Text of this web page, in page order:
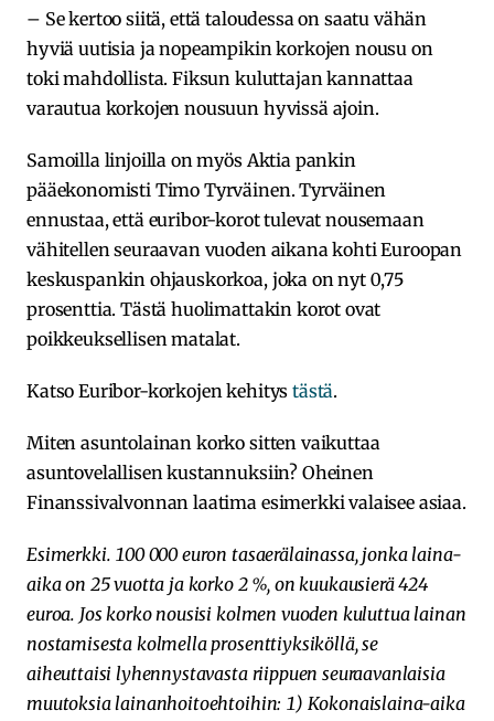
– Se kertoo siitä, että taloudessa on saatu vähän
hyviä uutisia ja nopeampikin korkojen nousu on
toki mahdollista. Fiksun kuluttajan kannattaa
varautua korkojen nousuun hyvissä ajoin.
Samoilla linjoilla on myös Aktia pankin
pääekonomisti Timo Tyrväinen. Tyrväinen
ennustaa, että euribor-korot tulevat nousemaan
vähitellen seuraavan vuoden aikana kohti Euroopan
keskuspankin ohjauskorkoa, joka on nyt 0,75
prosenttia. Tästä huolimattakin korot ovat
poikkeuksellisen matalat.
Katso Euribor-korkojen kehitystästä.
Miten asuntolainan korko sitten vaikuttaa
asuntovelallisen kustannuksiin? Oheinen
Finanssivalvonnan laatima esimerkki valaisee asiaa.
Esimerkki. 100 000 euron tasaerälainassa, jonka laina-
aika on 25 vuotta ja korko 2 %, on kuukausierä 424
euroa. Jos korko nousisi kolmen vuoden kuluttua lainan
nostamisesta kolmella prosenttiyksiköllä, se
aiheuttaisi lyhennystavasta riippuen seuraavanlaisia
muutoksia lainanhoitoehtoihin: 1) Kokonaislaina-aika